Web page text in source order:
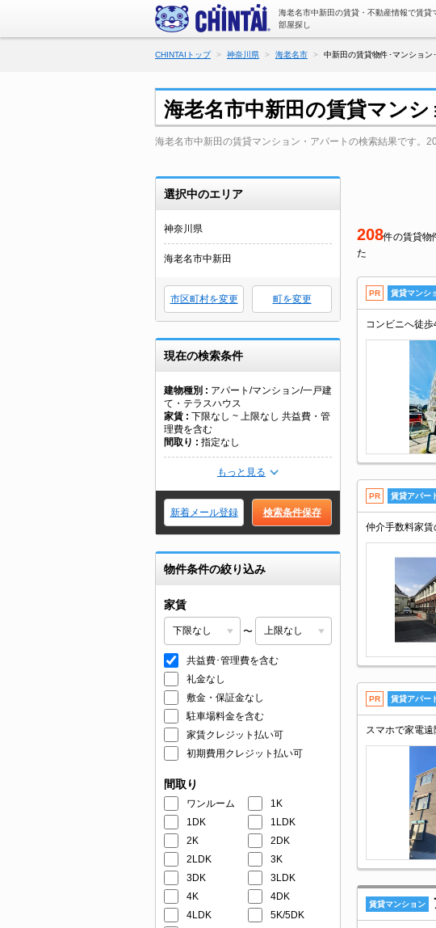
海老名市中新田の賃貸・不動産情報で賃
部屋探し
CHINTAIトップ 神奈川県 海老名市 中新田の賃貸物件･マンション
海老名市中新田の賃貸マン
海老名市中新田の賃貸マンション・アパートの検索結果です。
選択中のエリア
神奈川県
海老名市中新田
市区町村を変更 町を変更
現在の検索条件
建物種別
アパート/マンション/一戸建
て・テラスハウス
家賃
下限なし ~ 上限なし 共益費・管
理費を含む
間取り
指定なし
もっと見る
新着メール登録 検索条件保存
物件条件の絞り込み
家賃
〜
共益費･管理費を含む
礼金なし
敷金・保証金なし
駐車場料金を含む
家賃クレジット払い可
初期費用クレジット払い可
間取り
ワンルーム
1K
1DK
1LDK
2K
2DK
2LDK
3K
3DK
3LDK
4K
4DK
4LDK
5K/5DK
208件の賃貸物
た
PR 賃貸マンシ
PR 賃貸アパー
PR 賃貸アパー
賃貸マンション